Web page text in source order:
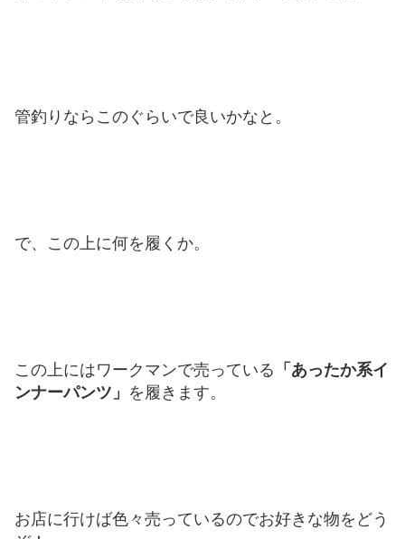
管釣りならこのぐらいで良いかなと。
で、この上に何を履くか。
この上にはワークマンで売っている 「あったか系イ
ンナーパンツ」 を履きます。
お店に行けば色々売っているのでお好きな物をどう